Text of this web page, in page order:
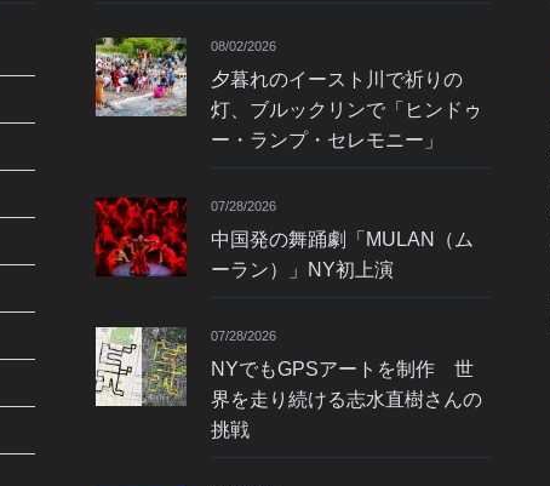
08/02/2026
夕暮れのイースト川で祈りの
灯、ブルックリンで「ヒンドゥ
ー・ランプ・セレモニー」
07/28/2026
中国発の舞踊劇「MULAN（ム
ーラン）」NY初上演
07/28/2026
NYでもGPSアートを制作 世
界を走り続ける志水直樹さんの
挑戦